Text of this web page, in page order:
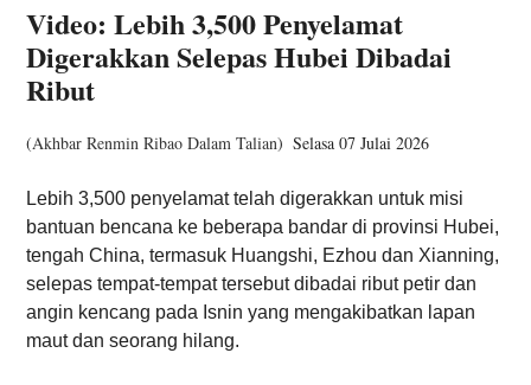
Video: Lebih 3,500 Penyelamat
Digerakkan Selepas Hubei Dibadai
Ribut
(Akhbar Renmin Ribao Dalam Talian) Selasa 07 Julai 2026
Lebih 3,500 penyelamat telah digerakkan untuk misi
bantuan bencana ke beberapa bandar di provinsi Hubei,
tengah China, termasuk Huangshi, Ezhou dan Xianning,
selepas tempat-tempat tersebut dibadai ribut petir dan
angin kencang pada Isnin yang mengakibatkan lapan
maut dan seorang hilang.